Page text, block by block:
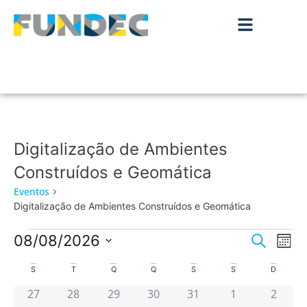
Digitalização de Ambientes
Construídos e Geomática
Eventos
Digitalização de Ambientes Construídos e Geomática
de
Pesquisar
Mês
08/08/2026
Calendário
de
S T Q Q S S D
0 eventos
27 0 eventos
28 0 eventos
29 0 eventos
30 0 eventos
31 0 eventos
1 0
2